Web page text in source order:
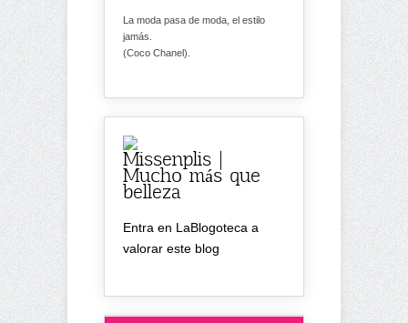
La moda pasa de moda, el estilo
jamás.
(Coco Chanel).
Missenplis |
Mucho más que
belleza
Entra en LaBlogoteca a
valorar este blog